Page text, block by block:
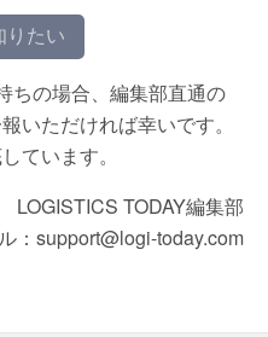
りたい
ちの場合、編集部直通の
いただければ幸いです。
ています。
LOGISTICS TODAY編集部
：support@logi-today.com